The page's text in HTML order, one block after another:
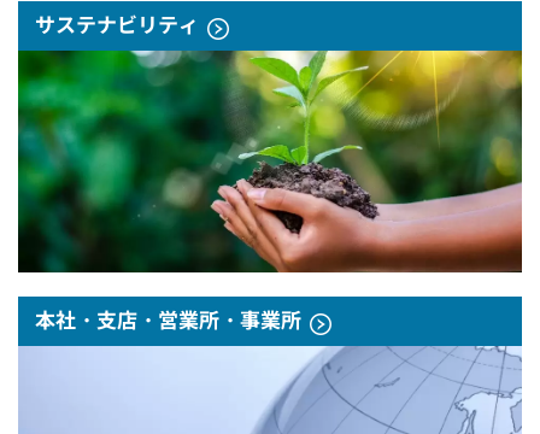
サステナビリティ
本社・支店・営業所・事業所